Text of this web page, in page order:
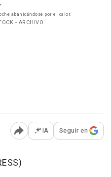
abanicándose por el calor.
- ARCHIVO
Abrir opciones para
IA Seguir en